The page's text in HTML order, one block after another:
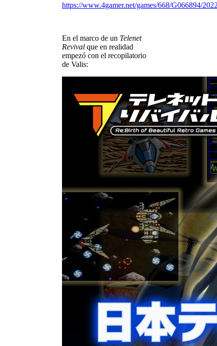
https://www.4gamer.net/games/668/G066894/
En el marco de un Telenet
Revival que en realidad
empezó con el recopilatorio
de Valis: